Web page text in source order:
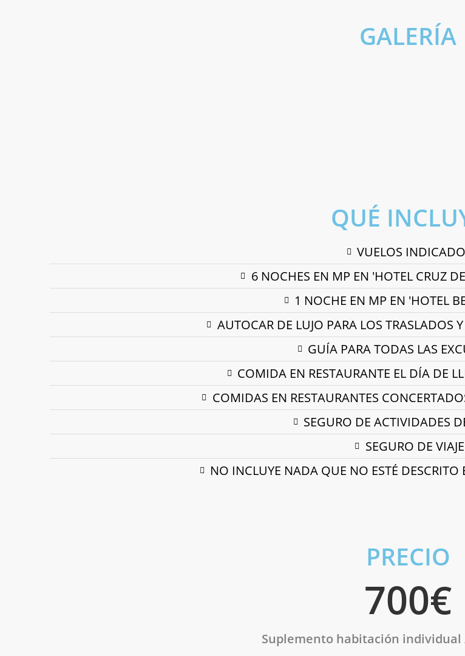
GALERÍA
QUÉ
VUELOS
6 NOCHES EN MP EN 'HOTEL CRUZ
1 NOCHE EN MP EN 'HOTEL
AUTOCAR DE LUJO PARA LOS TRASLADOS
GUÍA PARA TODAS LAS
COMIDA EN RESTAURANTE EL DÍA DE
COMIDAS EN RESTAURANTES
SEGURO DE ACTIVIDADES
SEGURO DE VIAJE
NO INCLUYE NADA QUE NO ESTÉ
PRECIO
700€
Suplemento habitación individual